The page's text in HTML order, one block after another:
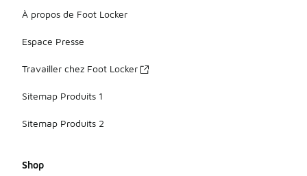
À propos de Foot Locker
Espace Presse
Travailler chez Foot Locker
Sitemap Produits 1
Sitemap Produits 2
Shop